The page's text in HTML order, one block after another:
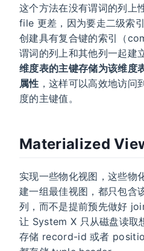
这个方法在没有谓词的列上
file 更差，因为要走二级索
创建具有复合键的索引（
谓词的列上和其他列一起建
维度表的主键存储为该维度
属性 ，这样可以高效地访问
度的主键值。
Materialized
实现一些物化视图，这些物
建一组最佳视图，都只包
列，而不是提前预先做好
让 System X 只从磁盘读取
存储 record-id 或者